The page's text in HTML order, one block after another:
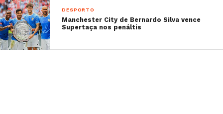
DESPORTO
Manchester City de Bernardo Silva vence
Supertaça nos penáltis